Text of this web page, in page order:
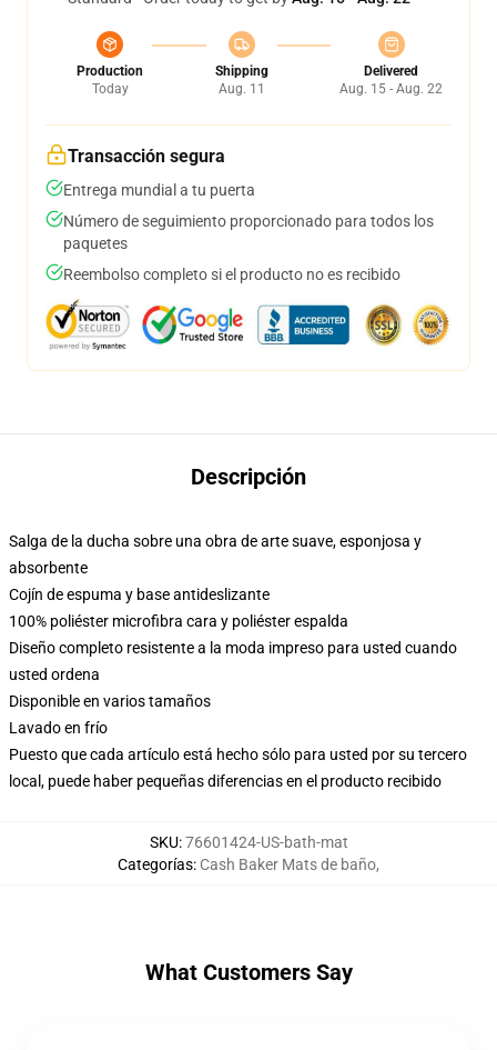
Production
Today
Shipping
Aug. 11
Delivered
Aug. 15 - Aug. 22
Transacción segura
Entrega mundial a tu puerta
Número de seguimiento proporcionado para todos los
paquetes
Reembolso completo si el producto no es recibido
Descripción
Salga de la ducha sobre una obra de arte suave, esponjosa y
absorbente
Cojín de espuma y base antideslizante
100% poliéster microfibra cara y poliéster espalda
Diseño completo resistente a la moda impreso para usted cuando
usted ordena
Disponible en varios tamaños
Lavado en frío
Puesto que cada artículo está hecho sólo para usted por su tercero
local, puede haber pequeñas diferencias en el producto recibido
SKU:76601424-US-bath-mat
Categorías: Cash Baker Mats de baño,
What Customers Say